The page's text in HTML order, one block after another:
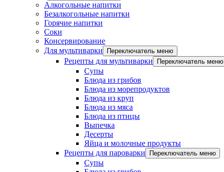
Алкогольные напитки
Безалкогольные напитки
Горячие напитки
Соки
Консервирование
Для мультиварки
Переключатель меню
Рецепты для мультиварки Переключатель меню
Супы
Блюда из грибов
Блюда из морепродуктов
Блюда из круп
Блюда из мяса
Блюда из птицы
Выпечка
Десерты
Яйца и молочные продукты
Рецепты для пароварки
Переключатель меню
Супы